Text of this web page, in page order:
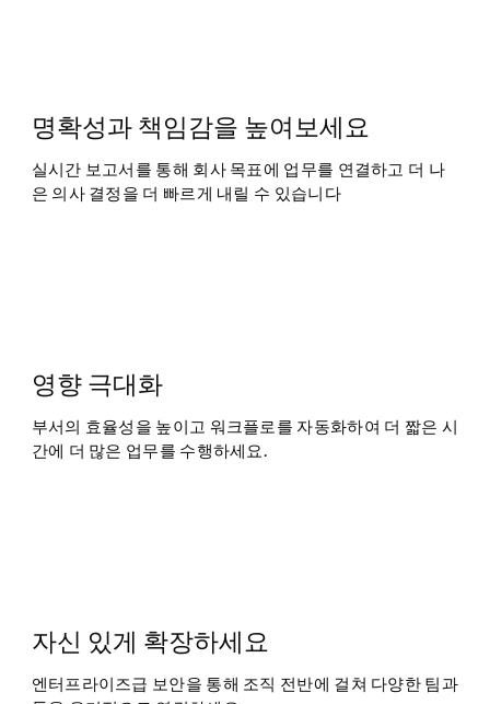
명확성과 책임감을 높여보세요
실시간 보고서를 통해 회사 목표에 업무를 연결하고 더 나
은 의사 결정을 더 빠르게 내릴 수 있습니다
영향 극대화
부서의 효율성을 높이고 워크플로를 자동화하여 더 짧은 시
간에 더 많은 업무를 수행하세요.
자신 있게 확장하세요
엔터프라이즈급 보안을 통해 조직 전반에 걸쳐 다양한 팀과